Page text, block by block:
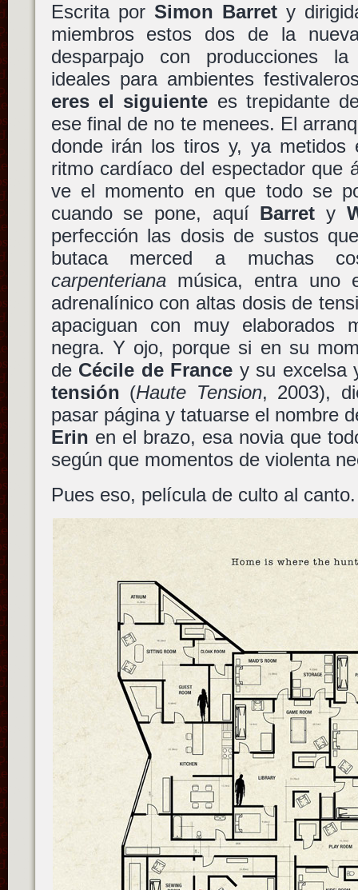
Escrita por Simon Barrety
miembros estos dos de la
desparpajo con producciones
ideales para ambientes
eres el siguiente es trepidante
ese final de no te menees. El
donde irán los tiros y, ya metidos
ritmo cardíaco del espectador que
ve el momento en que todo se
cuando se pone, aquí Barret y
perfección las dosis de sustos
butaca merced a muchas
carpenterianamúsica, entra uno
adrenalínico con altas dosis de
apaciguan con muy elaborados
negra. Y ojo, porque si en su
de Cécile de France y su excelsa
tensión (Haute Tension, 2003),
pasar página y tatuarse el nombre
Erin en el brazo, esa novia que
según que momentos de violenta
Pues eso, película de culto al canto.